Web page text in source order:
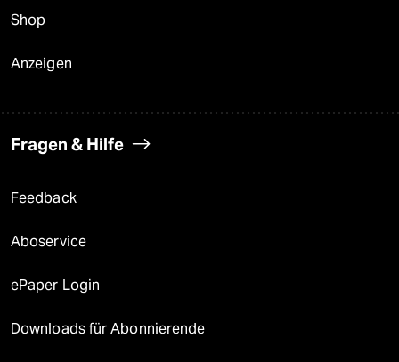
Shop
Anzeigen
Fragen & Hilfe
Feedback
Aboservice
ePaper Login
Downloads für Abonnierende